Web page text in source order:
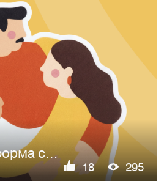
ПСКП | Платформа сообщества психотерапевтов
18 295